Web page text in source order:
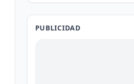
PUBLICIDAD